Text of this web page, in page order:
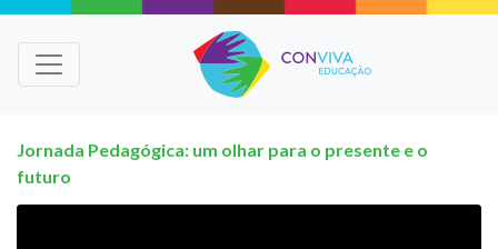
Jornada Pedagógica: um olhar para o presente e o
futuro